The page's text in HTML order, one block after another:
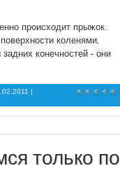
происходит прыжок.
коленями.
конечностей - они
|
только по